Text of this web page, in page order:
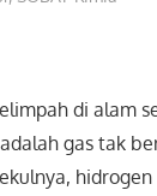
di alam
gas tak